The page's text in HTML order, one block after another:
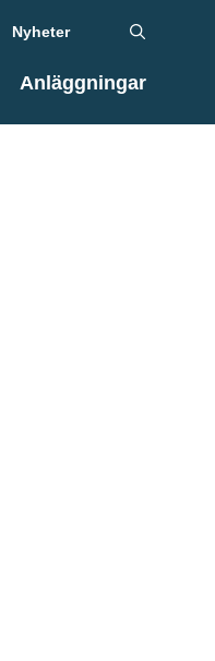
Nyheter
Anläggningar